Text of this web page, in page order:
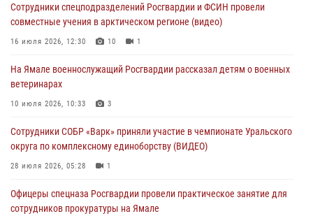
Директор Росгвардии Герой России генерал армии Виктор Золотов
поздравил специалистов подразделений тыла с профессиональным
праздником
Сотрудники СОБР «Варк» повышают боевое мастерство на Ямале
30 июля 2026, 09:34 1
Офицеры спецназа Росгвардии провели практическое занятие для
сотрудников прокуратуры на Ямале
29 июля 2026, 10:42 4
Сотрудники спецподразделений Росгвардии и ФСИН провели
совместные учения в арктическом регионе (видео)
16 июля 2026, 12:30 10 1
На Ямале военнослужащий Росгвардии рассказал детям о военных
ветеринарах
10 июля 2026, 10:33 3
Сотрудники СОБР «Варк» приняли участие в чемпионате Уральского
округа по комплексному единоборству (ВИДЕО)
28 июля 2026, 05:28 1
Офицеры спецназа Росгвардии провели практическое занятие для
сотрудников прокуратуры на Ямале